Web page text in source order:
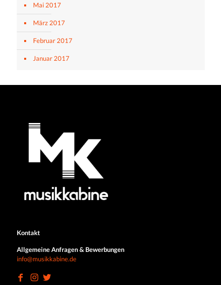
Mai 2017
März 2017
Februar 2017
Januar 2017
Kontakt
Allgemeine Anfragen & Bewerbungen
info@musikkabine.de